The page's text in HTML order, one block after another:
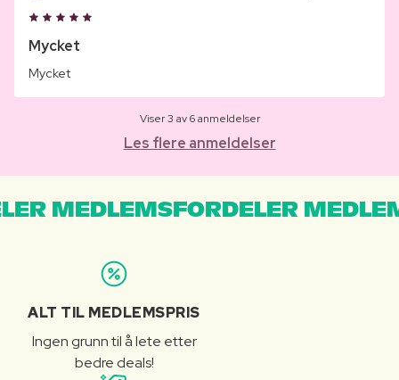
Mycket
Mycket
Viser 3 av 6 anmeldelser
Les flere anmeldelser
MEDLEMSFORDELER
ALT TIL MEDLEMSPRIS
Ingen grunn til å lete etter
bedre deals!